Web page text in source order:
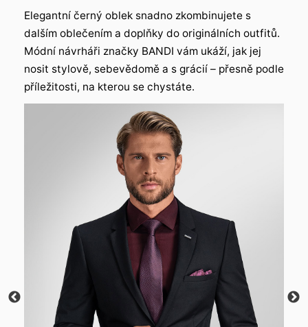
Elegantní černý oblek snadno zkombinujete s
dalším oblečením a doplňky do originálních outfitů.
Módní návrháři značky BANDI vám ukáží, jak jej
nosit stylově, sebevědomě a s grácií – přesně podle
příležitosti, na kterou se chystáte.